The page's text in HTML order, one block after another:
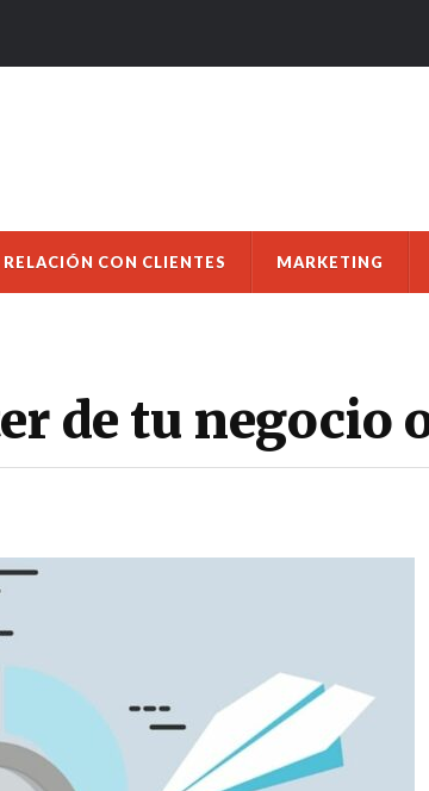
RELACIÓN CON CLIENTES MARKETING
de tu negocio